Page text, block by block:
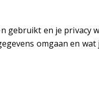
gebruikt en je privacy
omgaan en wat